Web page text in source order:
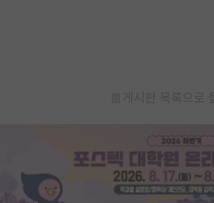
게시판 목록으로